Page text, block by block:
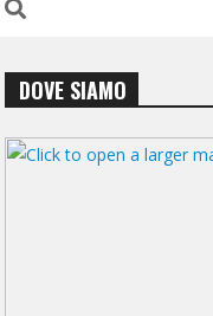
DOVE SIAMO